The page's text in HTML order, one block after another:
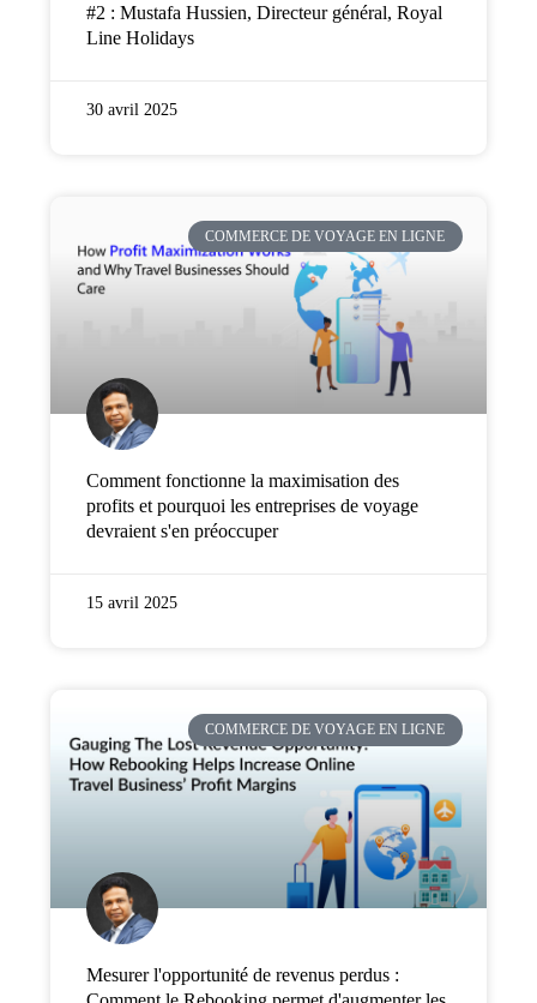
#2 : Mustafa Hussien, Directeur général, Royal
Line Holidays
30 avril 2025
COMMERCE DE VOYAGE EN LIGNE
Comment fonctionne la maximisation des
profits et pourquoi les entreprises de voyage
devraient s'en préoccuper
15 avril 2025
COMMERCE DE VOYAGE EN LIGNE
Mesurer l'opportunité de revenus perdus :